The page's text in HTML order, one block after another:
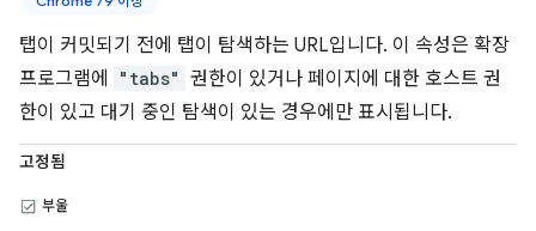
탭이 커밋되기 전에 탭이 탐색하는 URL입니다. 이 속성은 확장
프로그램에
"tabs" 권한이 있거나 페이지에 대한 호스트 권
한이 있고 대기 중인 탐색이 있는 경우에만 표시됩니다.
고정됨
부울